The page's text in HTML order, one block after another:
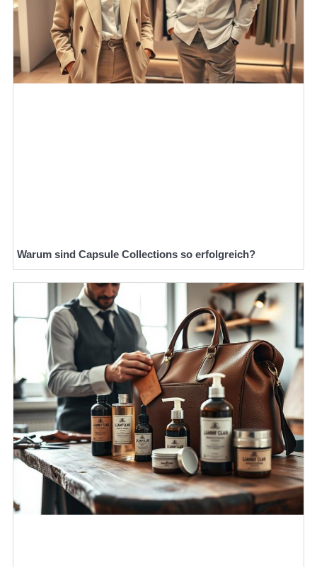
Warum sind Capsule Collections so erfolgreich?